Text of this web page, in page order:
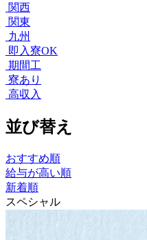
関西
関東
九州
即入寮OK
期間工
寮あり
高収入
並び替え
おすすめ順
給与が高い順
新着順
スペシャル